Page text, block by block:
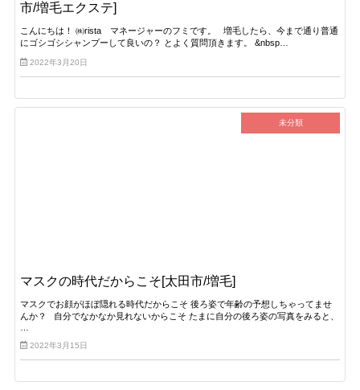
市/増毛エクステ]
こんにちは！ ㈱rista マネージャーのフミです。 増毛したら、今まで通り普通
にゴシゴシシャンプーして良いの？ とよく質問頂きます。 &nbsp…
2022年3月20日
未分類
マスクの時代だからこそ[太田市/増毛]
マスクでお顔がほぼ隠れる時代だからこそ 後ろ姿で年齢の予想しちゃってませ
んか？ 自分でなかなか見れないからこそ たまに自分の後ろ姿の写真をみると、
2022年3月15日